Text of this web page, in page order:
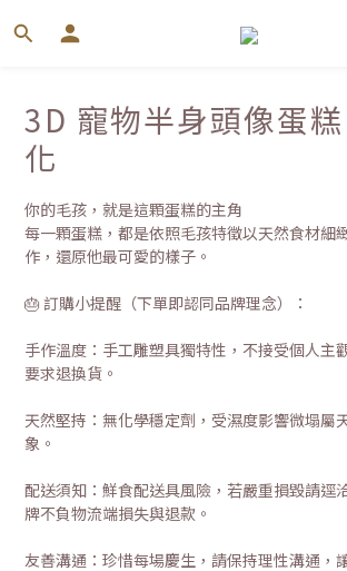
3D 寵物半身頭像蛋
化
你的毛孩，就是這顆蛋糕的主角
每一顆蛋糕，都是依照毛孩特徵以天然食材細
作，還原他最可愛的樣子。
🎂 訂購小提醒（下單即認同品牌理念）：
手作溫度：手工雕塑具獨特性，不接受個人主
要求退換貨。
天然堅持：無化學穩定劑，受濕度影響微塌屬
象。
配送須知：鮮食配送具風險，若嚴重損毀請逕
牌不負物流端損失與退款。
友善溝通：珍惜每場慶生，請保持理性溝通，